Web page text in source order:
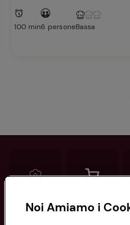
100 min6 personeBassa
Conad Spesa online
Noi Amiamo i